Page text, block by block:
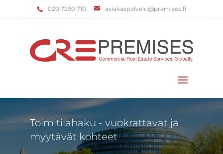
‌020 7290 710 asiakaspalvelu@premises.fi
Toimitilahaku - vuokrattavat ja
myytävät kohteet